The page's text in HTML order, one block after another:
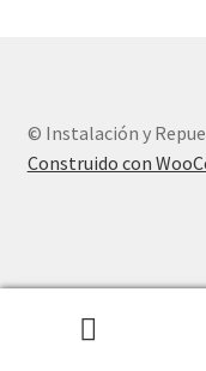
© Instalación y
Construido con